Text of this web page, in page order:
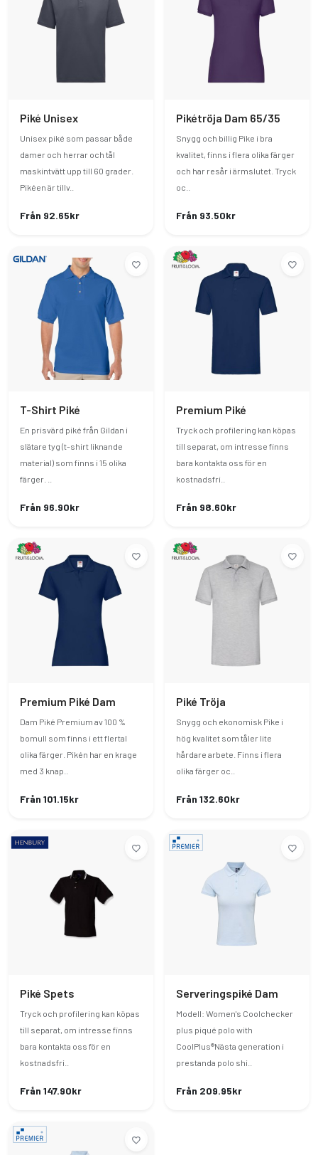
Piké Unisex
Unisex piké som passar både
damer och herrar och tål
maskintvätt upp till 60 grader.
Pikéen är tillv..
Från 92.65kr
Pikétröja Dam 65/35
Snygg och billig Pike i bra
kvalitet, finns i flera olika färger
och har resår i ärmslutet. Tryck
oc..
Från 93.50kr
T-Shirt Piké
En prisvärd piké från Gildan i
slätare tyg (t-shirt liknande
material) som finns i 15 olika
färger. ..
Från 96.90kr
Premium Piké
Tryck och profilering kan köpas
till separat, om intresse finns
bara kontakta oss för en
kostnadsfri..
Från 98.60kr
Premium Piké Dam
Dam Piké Premium av 100 %
bomull som finns i ett flertal
olika färger. Pikén har en krage
med 3 knap..
Från 101.15kr
Piké Tröja
Snygg och ekonomisk Pike i
hög kvalitet som tåler lite
hårdare arbete. Finns i flera
olika färger oc..
Från 132.60kr
Piké Spets
Tryck och profilering kan köpas
till separat, om intresse finns
bara kontakta oss för en
kostnadsfri..
Från 147.90kr
Serveringspiké Dam
Modell: Women's Coolchecker
plus piqué polo with
CoolPlus®Nästa generation i
prestanda polo shi..
Från 209.95kr